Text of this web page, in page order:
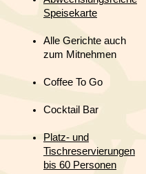
Speisekarte
Alle Gerichte auch
zum Mitnehmen
Coffee To Go
Cocktail Bar
Platz- und
Tischreservierungen
bis 60 Personen